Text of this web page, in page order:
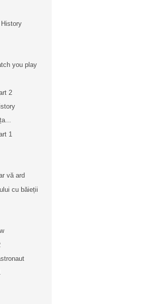
you play
2
1
vă ard
cu băieții